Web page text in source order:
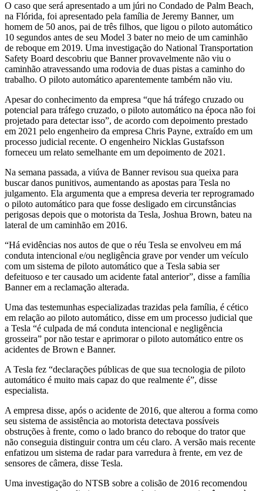
O caso que será apresentado a um júri no Condado de Palm Beach,
na Flórida, foi apresentado pela família de Jeremy Banner, um
homem de 50 anos, pai de três filhos, que ligou o piloto automático
10 segundos antes de seu Model 3 bater no meio de um caminhão
de reboque em 2019. Uma investigação do National Transportation
Safety Board descobriu que Banner provavelmente não viu o
caminhão atravessando uma rodovia de duas pistas a caminho do
trabalho. O piloto automático aparentemente também não viu.
Apesar do conhecimento da empresa “que há tráfego cruzado ou
potencial para tráfego cruzado, o piloto automático na época não foi
projetado para detectar isso”, de acordo com depoimento prestado
em 2021 pelo engenheiro da empresa Chris Payne, extraído em um
processo judicial recente. O engenheiro Nicklas Gustafsson
forneceu um relato semelhante em um depoimento de 2021.
Na semana passada, a viúva de Banner revisou sua queixa para
buscar danos punitivos, aumentando as apostas para Tesla no
julgamento. Ela argumenta que a empresa deveria ter reprogramado
o piloto automático para que fosse desligado em circunstâncias
perigosas depois que o motorista da Tesla, Joshua Brown, bateu na
lateral de um caminhão em 2016.
“Há evidências nos autos de que o réu Tesla se envolveu em má
conduta intencional e/ou negligência grave por vender um veículo
com um sistema de piloto automático que a Tesla sabia ser
defeituoso e ter causado um acidente fatal anterior”, disse a família
Banner em a reclamação alterada.
Uma das testemunhas especializadas trazidas pela família, é cético
em relação ao piloto automático, disse em um processo judicial que
a Tesla “é culpada de má conduta intencional e negligência
grosseira” por não testar e aprimorar o piloto automático entre os
acidentes de Brown e Banner.
A Tesla fez “declarações públicas de que sua tecnologia de piloto
automático é muito mais capaz do que realmente é”, disse
especialista.
A empresa disse, após o acidente de 2016, que alterou a forma como
seu sistema de assistência ao motorista detectava possíveis
obstruções à frente, como o lado branco do reboque do trator que
não conseguia distinguir contra um céu claro. A versão mais recente
enfatizou um sistema de radar para varredura à frente, em vez de
sensores de câmera, disse Tesla.
Uma investigação do NTSB sobre a colisão de 2016 recomendou